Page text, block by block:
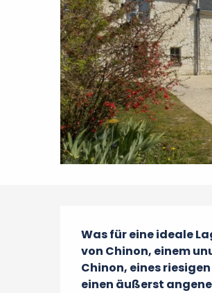
Was für eine ideale
von Chinon, einem
Chinon, eines
einen äußerst